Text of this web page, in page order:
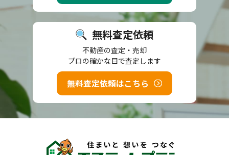
無料査定依頼
不動産の査定・売却
プロの確かな目で査定します
無料査定依頼はこちら